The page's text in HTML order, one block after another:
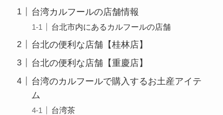
台湾カルフールの店舗情報
台北市内にあるカルフールの店舗
台北の便利な店舗【桂林店】
台北の便利な店舗【重慶店】
台湾のカルフールで購入するお土産アイテ
ム
台湾茶